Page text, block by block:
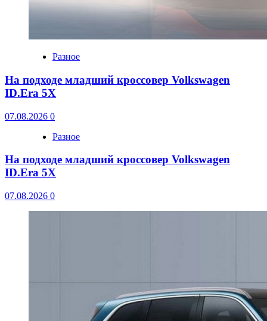
Разное
На подходе младший кроссовер Volkswagen
ID.Era 5X
07.08.2026 0
Разное
На подходе младший кроссовер Volkswagen
ID.Era 5X
07.08.2026 0